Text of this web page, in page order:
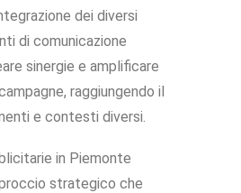
dei diversi
di comunicazione
sinergie e amplificare
raggiungendo il
e contesti diversi.
in Piemonte
strategico che